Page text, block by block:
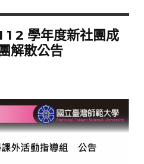
1 2 學年度新社團成
解散公告